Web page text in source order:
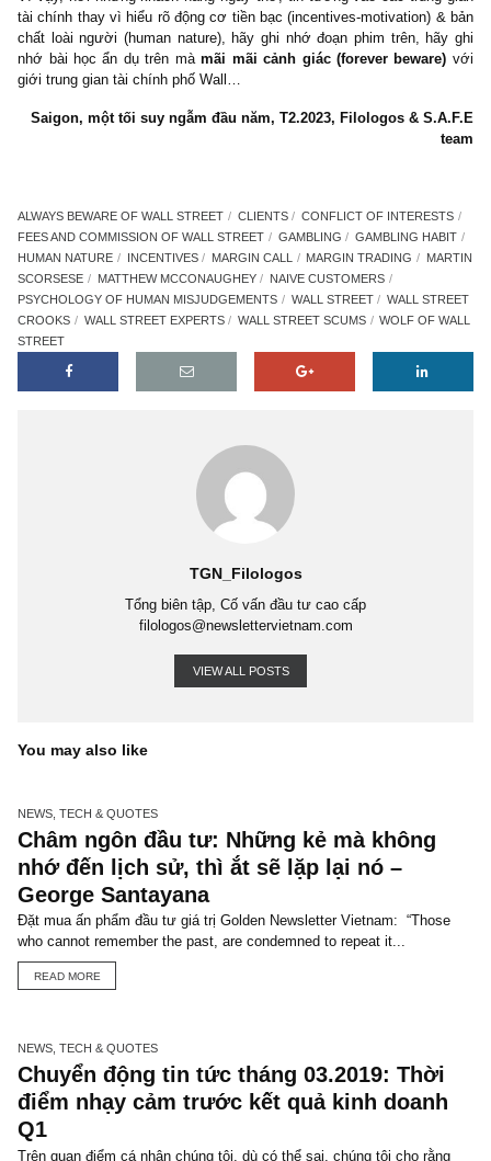
Vì vậy, hỡi những khách hàng ngây thơ, tin tưởng vào các
tài chính thay vì hiểu rõ động cơ tiền bạc (incentives-motivation)
chất loài người (human nature), hãy ghi nhớ đoạn phim trên,
nhớ bài học ẩn dụ trên màmãi mãi cảnh giác (forever
giới trung gian tài chính phố Wall…
Saigon, một tối suy ngẫm đầu năm, T2.2023, Filologos &
ALWAYS BEWARE OF WALL STREET CLIENTS
FEES AND COMMISSION OF WALL STREET
INCENTIVES MARGIN CALL
MATTHEW MCCONAUGHEY
WALL STREET EXPERTS WALL STREET SCUMS
TGN_Filologos
Tổng biên tập, Cố vấn đầu tư cao cấp
filologos@newslettervietnam.com
You may also like
NEWS, TECH & QUOTES
Châm ngôn đầu tư: Những kẻ mà không